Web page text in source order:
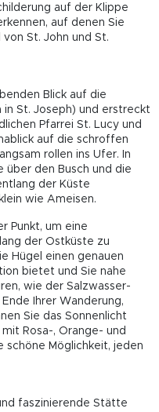
auf der Klippe
auf denen Sie
St. John und St.
Blick auf die
St. Joseph) und erstreckt
Pfarrei St. Lucy und
auf die schroffen
rollen ins Ufer. In
über den Busch und die
der Küste
wie Ameisen.
Punkt, um eine
der Ostküste zu
Hügel einen genauen
bietet und Sie nahe
wie der Salzwasser-
Ihrer Wanderung,
Sie das Sonnenlicht
Rosa-, Orange- und
schöne Möglichkeit, jeden
faszinierende Stätte